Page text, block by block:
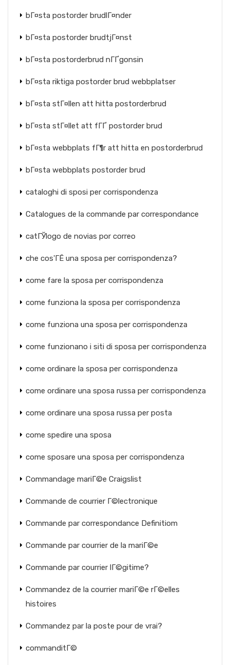
bГ¤sta postorder brudlГ¤nder
bГ¤sta postorder brudtjГ¤nst
bГ¤sta postorderbrud nГҐgonsin
bГ¤sta riktiga postorder brud webbplatser
bГ¤sta stГ¤llen att hitta postorderbrud
bГ¤sta stГ¤llet att fГҐ postorder brud
bГ¤sta webbplats fГ¶r att hitta en postorderbrud
bГ¤sta webbplats postorder brud
cataloghi di sposi per corrispondenza
Catalogues de la commande par correspondance
catГЎlogo de novias por correo
che cos'ГЁ una sposa per corrispondenza?
come fare la sposa per corrispondenza
come funziona la sposa per corrispondenza
come funziona una sposa per corrispondenza
come funzionano i siti di sposa per corrispondenza
come ordinare la sposa per corrispondenza
come ordinare una sposa russa per corrispondenza
come ordinare una sposa russa per posta
come spedire una sposa
come sposare una sposa per corrispondenza
Commandage mariГ©e Craigslist
Commande de courrier Г©lectronique
Commande par correspondance Definitiom
Commande par courrier de la mariГ©e
Commande par courrier lГ©gitime?
Commandez de la courrier mariГ©e rГ©elles
histoires
Commandez par la poste pour de vrai?
commanditГ©